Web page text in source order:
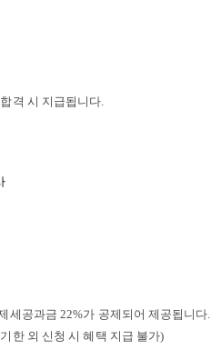
격 시 지급됩니다.
세공과금 22%가 공제되어 제공됩니다.
한 외 신청 시 혜택 지급 불가)